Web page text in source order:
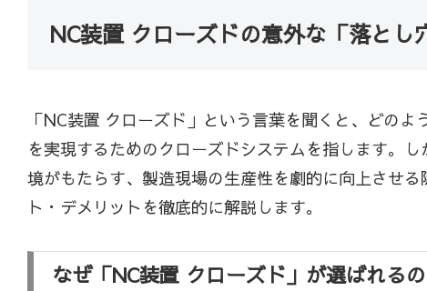
NC装置 クローズドの意外な「落と
「NC装置 クローズド」という言葉を聞くと、どの
を実現するためのクローズドシステムを指します。
境がもたらす、製造現場の生産性を劇的に向上させ
ト・デメリットを徹底的に解説します。
なぜ「NC装置 クローズド」が選ばれる